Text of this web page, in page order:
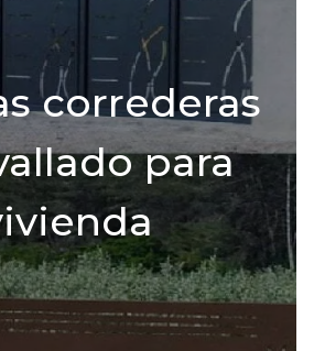
correderas
para